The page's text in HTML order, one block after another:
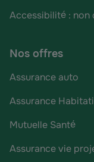
Accessibilité : non
Nos offres
Assurance auto
Assurance
Mutuelle Santé
Assurance vie